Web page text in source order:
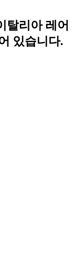
탈리아 레어
있습니다.